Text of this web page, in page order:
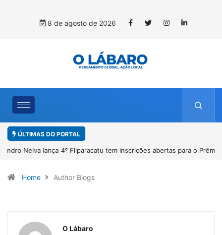
8 de agosto de 2026
ÚLTIMAS DO PORTAL
4º Fliparacatu tem inscrições abertas para o Prêmio de Redação e
Home Author Blogs
O Lábaro